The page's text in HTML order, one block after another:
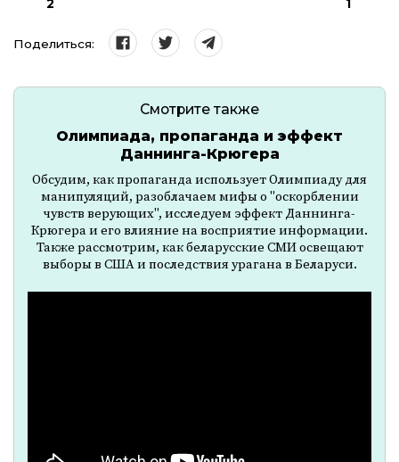
2 1
Поделиться:
Смотрите также
Олимпиада, пропаганда и эффект
Даннинга-Крюгера
Обсудим, как пропаганда использует Олимпиаду для
манипуляций, разоблачаем мифы о "оскорблении
чувств верующих", исследуем эффект Даннинга-
Крюгера и его влияние на восприятие информации.
Также рассмотрим, как беларусские СМИ освещают
выборы в США и последствия урагана в Беларуси.